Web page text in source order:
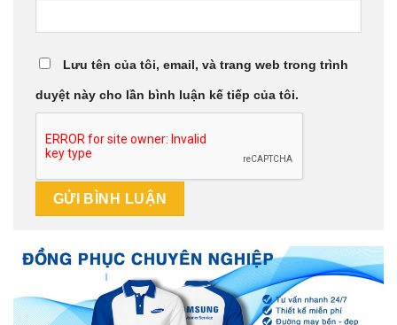
Lưu tên của tôi, email, và trang web trong trình
duyệt này cho lần bình luận kế tiếp của tôi.